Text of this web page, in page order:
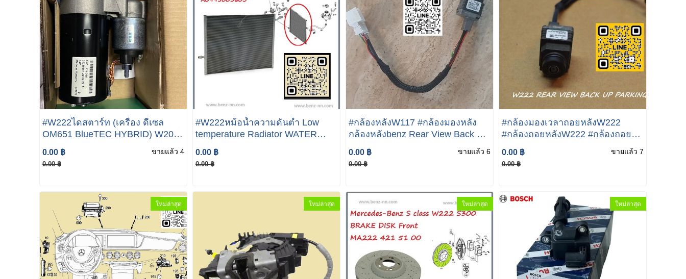
#W222ไดสตาร์ท (เครื่อง ดีเซล
OM651 BlueTEC HYBRID) W205
W212 W222 เบอร์ 651 906 28 00
ยี่ห้อ SEG ( Bosch Starter Motors
and Generators ได้เปลี่ยนชื่อเป็น
0.00 ฿
0.00 ฿
ขายแล้ว 4
#W222หม้อน้ำความดันต่ำ Low
temperature Radiator WATER
class W222 Cooling Radiator
A099 500 36 03 Fits Mercedes
0.00 ฿
0.00 ฿
#กล้องหลังW117 #กล้องมองหลัง
กล้องหลังbenz Rear View Back Up
Benz C S SLK W205 W222 W172
0.00 ฿
0.00 ฿
ขายแล้ว 6
#กล้องมองเวลาถอยหลังW222
#กล้องถอยหลังW222 #กล้องถอย
Benz S-Class W222 กล้องมองเวลา
ถอยหลังอินเตอร์เฟซ W222 REAR
CAMERA
0.00 ฿
0.00 ฿
ขายแล้ว 7
ใหม่ล่าสุด ใหม่ล่าสุด ใหม่ล่าสุด ใหม่ล่าสุด